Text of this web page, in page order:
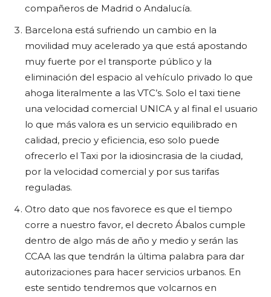
compañeros de Madrid o Andalucía.
Barcelona está sufriendo un cambio en la
movilidad muy acelerado ya que está apostando
muy fuerte por el transporte público y la
eliminación del espacio al vehículo privado lo que
ahoga literalmente a las VTC’s. Solo el taxi tiene
una velocidad comercial UNICA y al final el usuario
lo que más valora es un servicio equilibrado en
calidad, precio y eficiencia, eso solo puede
ofrecerlo el Taxi por la idiosincrasia de la ciudad,
por la velocidad comercial y por sus tarifas
reguladas.
Otro dato que nos favorece es que el tiempo
corre a nuestro favor, el decreto Ábalos cumple
dentro de algo más de año y medio y serán las
CCAA las que tendrán la última palabra para dar
autorizaciones para hacer servicios urbanos. En
este sentido tendremos que volcarnos en